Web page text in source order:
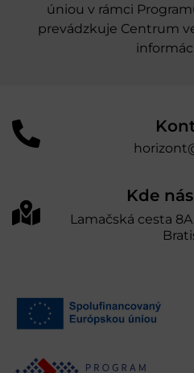
úniou v rámci
prevádzkuje Centrum
Kde
Lamačská cesta